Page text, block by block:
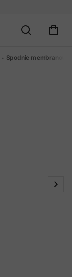
Spodnie membranowe